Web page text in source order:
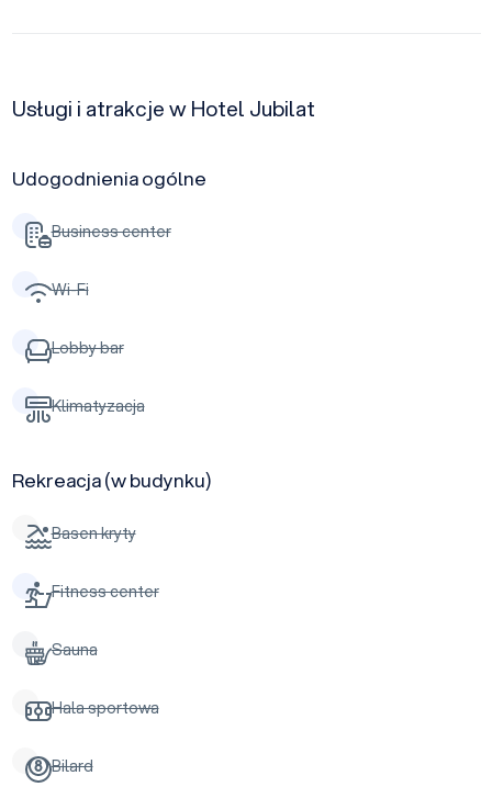
Usługi i atrakcje w Hotel Jubilat
Udogodnienia ogólne
Business center
Wi-Fi
Lobby bar
Klimatyzacja
Rekreacja (w budynku)
Basen kryty
Fitness center
Sauna
Hala sportowa
Bilard